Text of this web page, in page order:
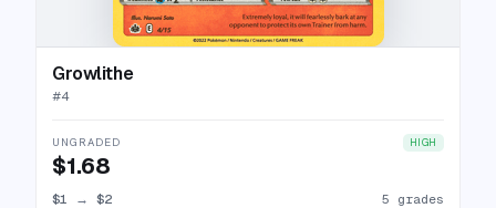
Growlithe
#4
UNGRADED HIGH
$1.68
$1 → $2 5 grades